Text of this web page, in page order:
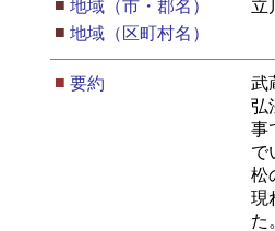
■ 地域（市・郡名）
立
■ 地域（区町村名）
■ 要約
武
弘
事
で
松
現
た